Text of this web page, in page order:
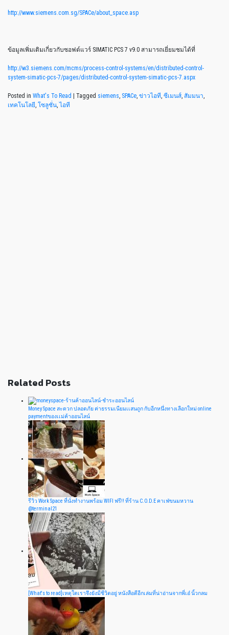
http://www.siemens.com.sg/SPACe/about_space.asp
ข้อมูลเพิ่มเติมเกี่ยวกับซอฟต์แวร์ SIMATIC PCS 7 v9.0 สามารถเยี่ยมชมได้ที่
http://w3.siemens.com/mcms/process-control-systems/en/distributed-control-
system-simatic-pcs-7/pages/distributed-control-system-simatic-pcs-7.aspx
Posted in What's To Read | Tagged siemens SPACe ข่าวไอที ซีเมนส์ สัมมนา
เทคโนโลยี โซลูชั่น ,ไอที
Related Posts
Money Space สะดวก ปลอดภัย ค่าธรรมเนียมเเสนถูก กับอีกหนึ่งทางเลือกใหม่ online
paymentของเเม่ค้าออนไลน์
รีวิว Work Space ที่นั่งทำงานพร้อม WIFI ฟรี!! ที่ร้าน C.O.D.E คาเฟ่ขนมหวาน
@terminal21
[What's to read]เหตุใดเราจึงยังมีชีวิตอยู่ หนังสือดีอีกเล่มที่น่าอ่านจากพี่เอ๋ นิ้วกลม